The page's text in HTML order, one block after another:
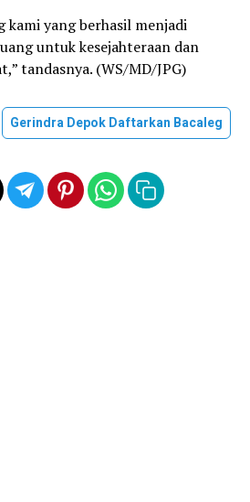
kami yang berhasil menjadi
untuk kesejahteraan dan
tandasnya. (WS/MD/JPG)
Gerindra Depok Daftarkan Bacaleg